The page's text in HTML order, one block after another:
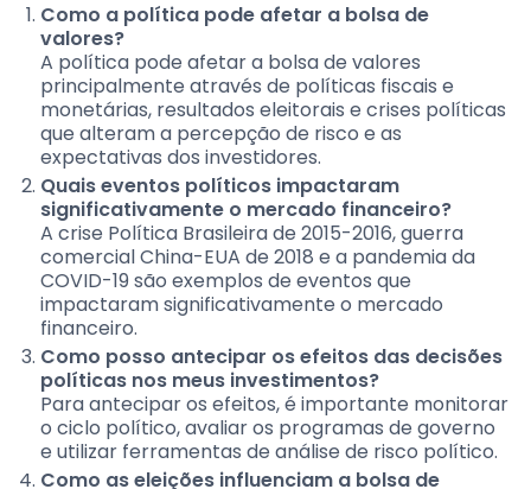
Como a política pode afetar a bolsa de
valores?
A política pode afetar a bolsa de valores
principalmente através de políticas fiscais e
monetárias, resultados eleitorais e crises políticas
que alteram a percepção de risco e as
expectativas dos investidores.
Quais eventos políticos impactaram
significativamente o mercado financeiro?
A crise Política Brasileira de 2015-2016, guerra
comercial China-EUA de 2018 e a pandemia da
COVID-19 são exemplos de eventos que
impactaram significativamente o mercado
financeiro.
Como posso antecipar os efeitos das decisões
políticas nos meus investimentos?
Para antecipar os efeitos, é importante monitorar
o ciclo político, avaliar os programas de governo
e utilizar ferramentas de análise de risco político.
Como as eleições influenciam a bolsa de